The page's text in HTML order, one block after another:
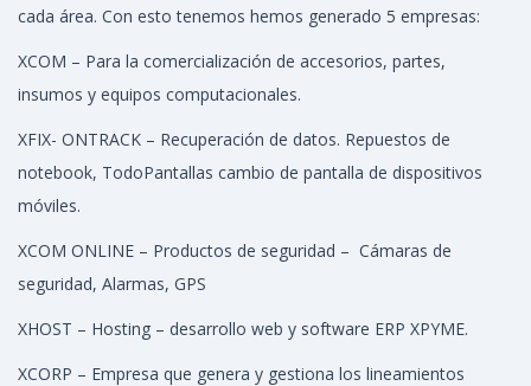
cada área. Con esto tenemos hemos generado 5 empresas:
XCOM – Para la comercialización de accesorios, partes,
insumos y equipos computacionales.
XFIX- ONTRACK – Recuperación de datos. Repuestos de
notebook, TodoPantallas cambio de pantalla de dispositivos
móviles.
XCOM ONLINE – Productos de seguridad – Cámaras de
seguridad, Alarmas, GPS
XHOST – Hosting – desarrollo web y software ERP XPYME.
XCORP – Empresa que genera y gestiona los lineamientos